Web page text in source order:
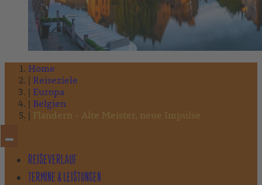
Home
Reiseziele
Europa
Belgien
Flandern - Alte Meister, neue Impulse
REISEVERLAUF
TERMINE & LEISTUNGEN